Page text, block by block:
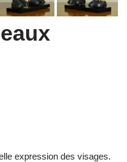
expression des visages.